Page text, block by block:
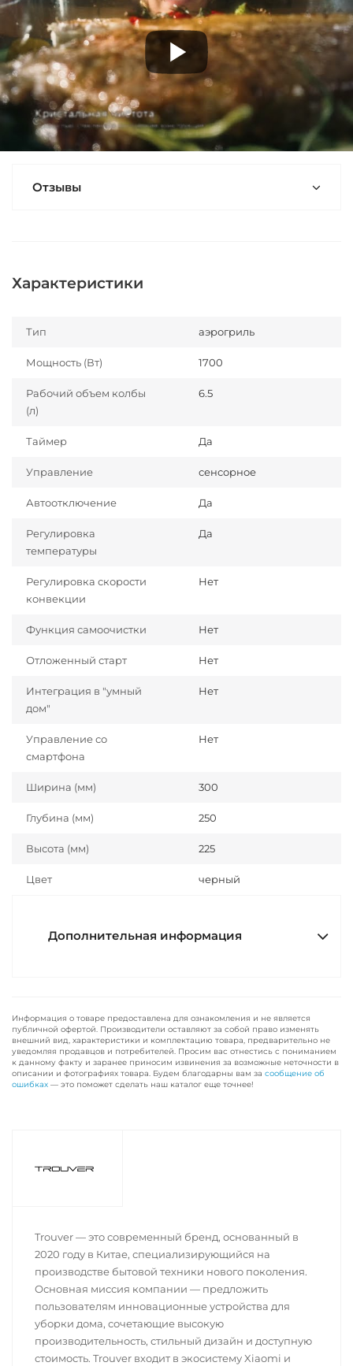
Отзывы
Характеристики
Тип аэрогриль
Мощность (Вт) 1700
Рабочий объем колбы
(л)
6.5
Таймер Да
Управление сенсорное
Автоотключение Да
Регулировка
температуры
Да
Регулировка скорости
конвекции
Нет
Функция самоочистки Нет
Отложенный старт Нет
Интеграция в "умный
дом"
Нет
Управление со
смартфона
Нет
Ширина (мм) 300
Глубина (мм) 250
Высота (мм) 225
Цвет черный
Дополнительная информация
Информация о товаре предоставлена для ознакомления и не является
публичной офертой. Производители оставляют за собой право изменять
внешний вид, характеристики и комплектацию товара, предварительно не
уведомляя продавцов и потребителей. Просим вас отнестись с пониманием
к данному факту и заранее приносим извинения за возможные неточности в
описании и фотографиях товара. Будем благодарны вам за сообщение об
ошибках — это поможет сделать наш каталог еще точнее!
Trouver — это современный бренд, основанный в
2020 году в Китае, специализирующийся на
производстве бытовой техники нового поколения.
Основная миссия компании — предложить
пользователям инновационные устройства для
уборки дома, сочетающие высокую
производительность, стильный дизайн и доступную
стоимость. Trouver входит в экосистему Xiaomi и